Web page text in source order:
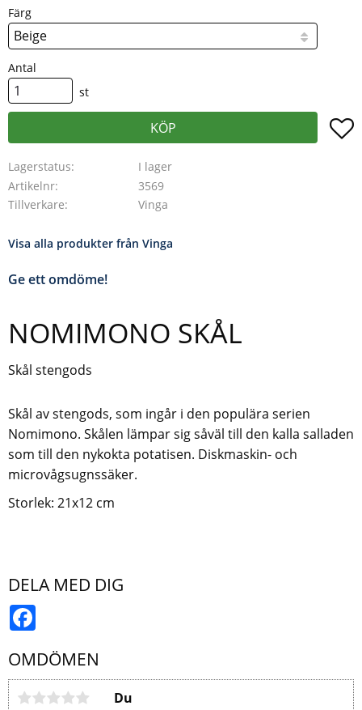
Färg
Antal
st
KÖP
Lagerstatus
I lager
Artikelnr
3569
Tillverkare
Vinga
Visa alla produkter från Vinga
Ge ett omdöme!
NOMIMONO SKÅL
Skål stengods
Skål av stengods, som ingår i den populära serien
Nomimono. Skålen lämpar sig såväl till den kalla salladen
som till den nykokta potatisen. Diskmaskin- och
microvågsugnssäker.
Storlek: 21x12 cm
DELA MED DIG
OMDÖMEN
Du